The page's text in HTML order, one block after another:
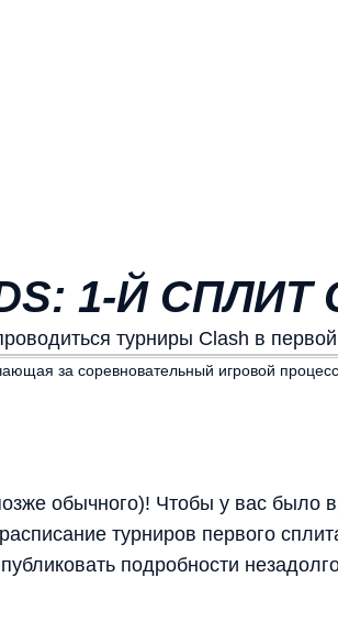
1-Й СПЛИТ
турниры Clash в
за соревновательный игровой процесс
обычного)! Чтобы у вас было
турниров первого
подробности